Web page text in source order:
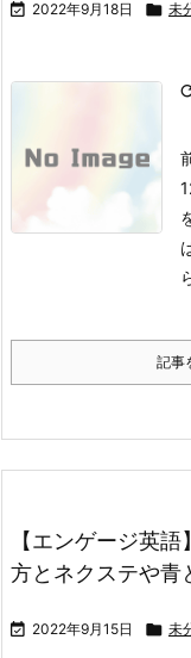
 2022年9月18日  未
記事
【エンゲージ英
方とネクステや青
 2022年9月15日  未